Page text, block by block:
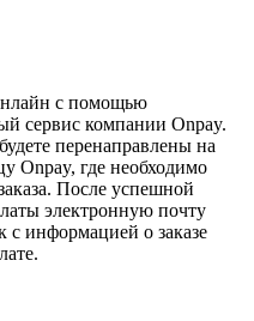
с помощью
сервис компании Onpay.
перенаправлены на
Onpay, где необходимо
После успешной
электронную почту
с информацией о заказе